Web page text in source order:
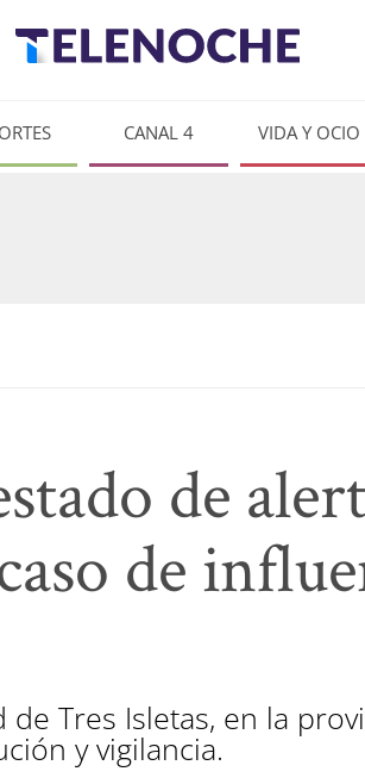
CANAL 4 VIDA Y OCIO
de
de
Tres Isletas, en la
y vigilancia.